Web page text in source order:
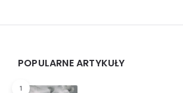
Widgets
POPULARNE ARTYKUŁY
1